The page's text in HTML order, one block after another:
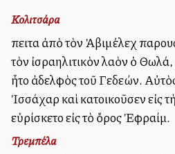
Κολιτσάρα
Ἔπειτα ἀπὸ τὸν Ἀβιμέλεχ
τὸν ἰσραηλιτικὸν λαὸν ὁ
ἦτο ἀδελφὸς τοῦ Γεδεών.
Ἰσσάχαρ καὶ κατοικοῦσεν εἰς
εὑρίσκετο εἰς τὸ ὄρος Ἐφραίμ.
Τρεμπέλα